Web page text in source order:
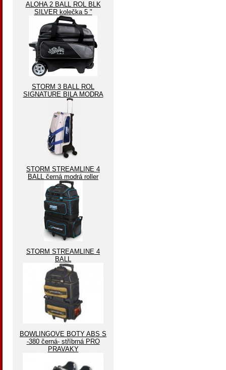
ALOHA 2 BALL ROL BLK
SILVER kolečka 5 "
STORM 3 BALL ROL
SIGNATURE BILA MODRA
STORM STREAMLINE 4
BALL černá modrá roller
STORM STREAMLINE 4
BALL
BOWLINGOVE BOTY ABS S
-380 černá- stříbrná PRO
PRAVAKY